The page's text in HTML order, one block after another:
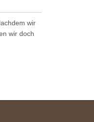
wir
wir doch